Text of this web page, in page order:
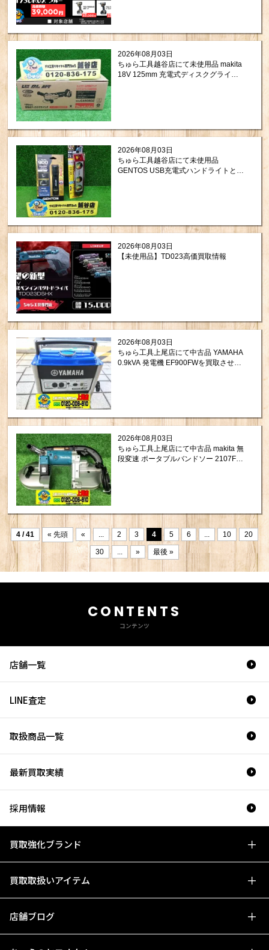
2026年08月03日
ちゅら工具越谷店にて未使用品 makita
18V 125mm 充電式ディスクグライン
2026年08月03日
ちゅら工具越谷店にて未使用品
GENTOS USB充電式ハンドライトと
2026年08月03日
【未使用品】TD023高価買取情報
2026年08月03日
ちゅら工具上尾店にて中古品 YAMAHA
0.9kVA 発電機 EF900FWを買取させて
2026年08月03日
ちゅら工具上尾店にて中古品 makita 無
段変速 ポータブルバンドソー 2107FW
4 / 41 « 先頭 « 2 3 4 5 6 10 20
30 » 最後 »
CONTENTS
コンテンツ
店舗一覧
LINE査定
取扱商品一覧
最新買取実績
採用情報
買取強化ブランド
買取取扱いアイテム
店舗ブログ